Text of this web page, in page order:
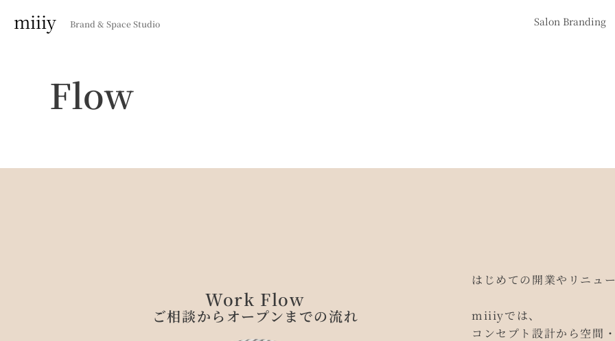
miiiy Brand & Space Studio Salon Branding
Flow
Work Flow
ご相談からオープンまでの流れ
はじめての開業やリニュ
miiiyでは、
コンセプト設計から空間